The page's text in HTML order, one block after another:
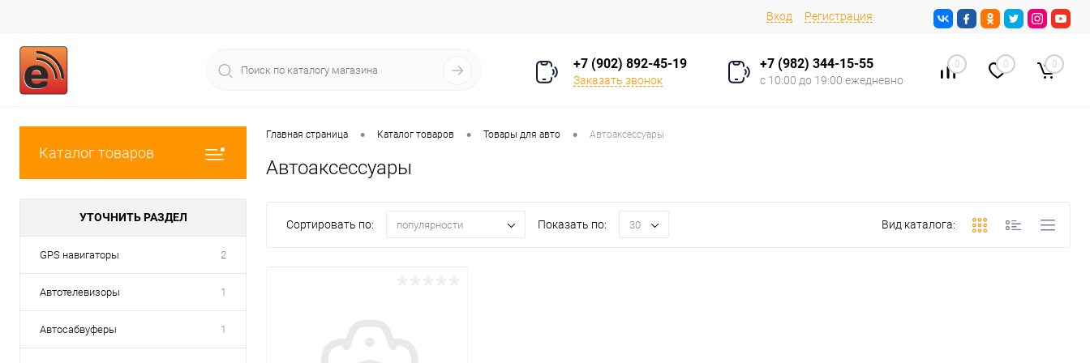
Вход Регистрация
+7 (902) 892-45-19
Заказать звонок
+7 (982) 344-15-55
с 10:00 до 19:00 ежедневно
0 0 0
Каталог товаров
УТОЧНИТЬ РАЗДЕЛ
GPS навигаторы 2
Автотелевизоры 1
Автосабвуферы 1
Главная страница • Каталог товаров • Товары для авто • Автоаксессуары
Автоаксессуары
Сортировать по: популярности Показать по: 30 Вид каталога: